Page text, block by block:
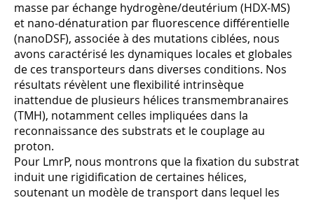
masse par échange hydrogène/deutérium (HDX-MS)
et nano-dénaturation par fluorescence différentielle
(nanoDSF), associée à des mutations ciblées, nous
avons caractérisé les dynamiques locales et globales
de ces transporteurs dans diverses conditions. Nos
résultats révèlent une flexibilité intrinsèque
inattendue de plusieurs hélices transmembranaires
(TMH), notamment celles impliquées dans la
reconnaissance des substrats et le couplage au
proton.
Pour LmrP, nous montrons que la fixation du substrat
induit une rigidification de certaines hélices,
soutenant un modèle de transport dans lequel les